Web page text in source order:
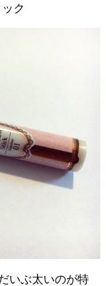
ク
いぶ太いのが特